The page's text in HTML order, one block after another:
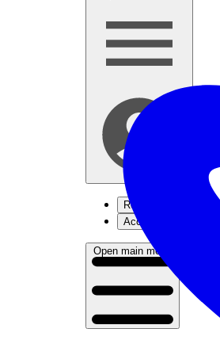
Registrati
Accedi
Open main menu